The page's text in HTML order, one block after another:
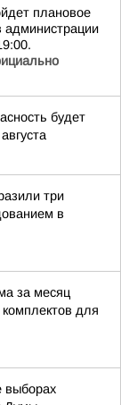
плановое
администрации
будет
три
в
за месяц
для
выборах